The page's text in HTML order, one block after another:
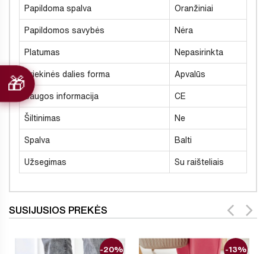
Papildoma spalva Oranžiniai
Papildomos savybės Nėra
Platumas Nepasirinkta
Priekinės dalies forma Apvalūs
Saugos informacija CE
Šiltinimas Ne
Spalva Balti
Užsegimas Su raišteliais
SUSIJUSIOS PREKĖS
-20% -13%